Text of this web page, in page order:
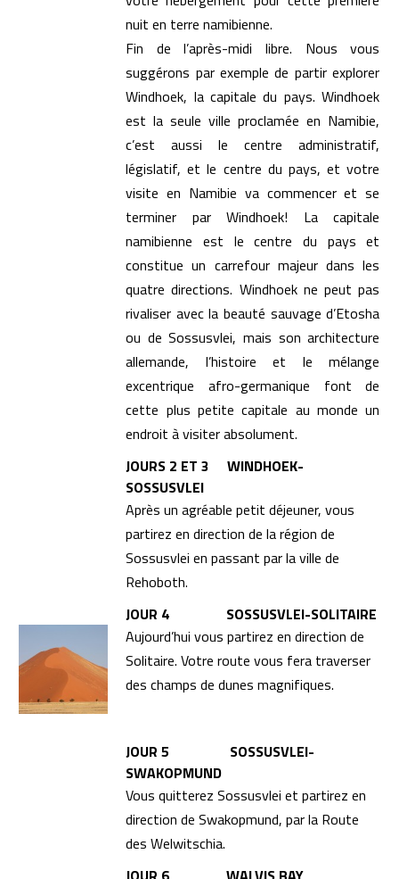
nuit en terre namibienne.
Fin de l’après-midi libre. Nous vous
suggérons par exemple de partir explorer
Windhoek, la capitale du pays. Windhoek
est la seule ville proclamée en Namibie,
c’est aussi le centre administratif,
législatif, et le centre du pays, et votre
visite en Namibie va commencer et se
terminer par Windhoek! La capitale
namibienne est le centre du pays et
constitue un carrefour majeur dans les
quatre directions. Windhoek ne peut pas
rivaliser avec la beauté sauvage d’Etosha
ou de Sossusvlei, mais son architecture
allemande, l’histoire et le mélange
excentrique afro-germanique font de
cette plus petite capitale au monde un
endroit à visiter absolument.
JOURS 2 ET 3 WINDHOEK-
SOSSUSVLEI
Après un agréable petit déjeuner, vous
partirez en direction de la région de
Sossusvlei en passant par la ville de
Rehoboth.
JOUR 4 SOSSUSVLEI-SOLITAIRE
Aujourd’hui vous partirez en direction de
Solitaire. Votre route vous fera traverser
des champs de dunes magnifiques.
JOUR 5 SOSSUSVLEI-
SWAKOPMUND
Vous quitterez Sossusvlei et partirez en
direction de Swakopmund, par la Route
des Welwitschia.